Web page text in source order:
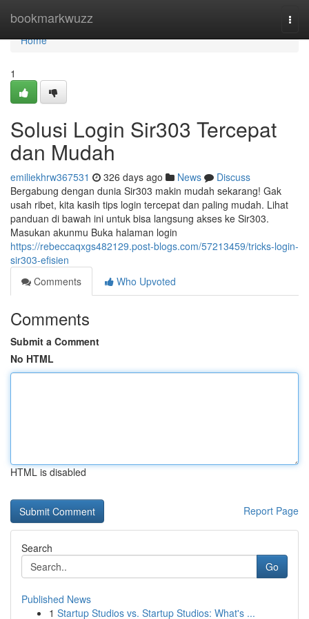
bookmarkwuzz
Home
Home
1
Solusi Login Sir303 Tercepat
dan Mudah
emiliekhrw367531 326 days ago News
Discuss
Bergabung dengan dunia Sir303 makin mudah sekarang! Gak
usah ribet, kita kasih tips login tercepat dan paling mudah. Lihat
panduan di bawah ini untuk bisa langsung akses ke Sir303.
Masukan akunmu Buka halaman login
https://rebeccaqxgs482129.post-blogs.com/57213459/tricks-login-
sir303-efisien
Comments
Who Upvoted
Comments
Submit a Comment
No HTML
HTML is disabled
Report Page
Search
Go
Published News
1 Startup Studios vs. Startup Studios: What's ...